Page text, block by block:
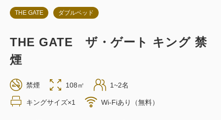
お部屋のみ
Web決済
THE GATE ダブルベッド
THE GATE ザ・ゲート キング 禁
煙
禁煙 108㎡ 1~2名
キングサイズ×1 Wi-Fiあり（無料）